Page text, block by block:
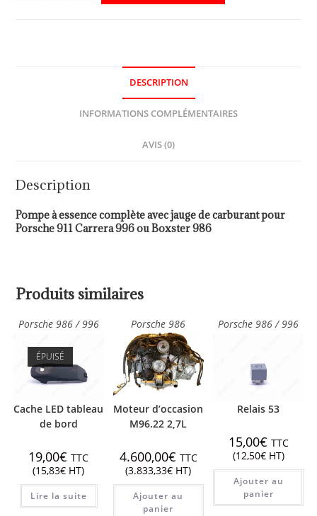
DESCRIPTION
INFORMATIONS COMPLÉMENTAIRES
AVIS (0)
Description
Pompe à essence complète avec jauge de carburant pour
Porsche 911 Carrera 996 ou Boxster 986
Produits similaires
Porsche 986 / 996
ÉPUISÉ
Cache LED tableau
de bord
19,00€ TTC
(15,83€ HT)
Lire la suite
Porsche 986
Moteur d’occasion
M96.22 2,7L
4.600,00€ TTC
(3.833,33€ HT)
Ajouter au
panier
Porsche 986 / 996
Relais 53
15,00€ TTC
(12,50€HT)
Ajouter au
panier